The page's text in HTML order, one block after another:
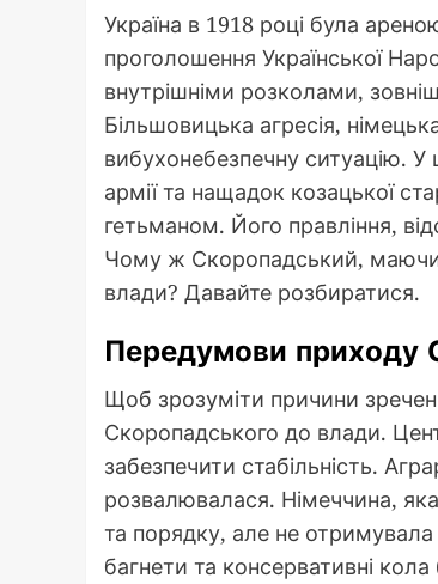
Україна в 1918 році була
проголошення Української
внутрішніми розколами,
Більшовицька агресія,
вибухонебезпечну ситуацію.
армії та нащадок козацької
гетьманом. Його правління,
Чому ж Скоропадський, маючи
влади? Давайте розбиратися.
Передумови приходу
Щоб зрозуміти причини
Скоропадського до влади.
забезпечити стабільність.
розвалювалася. Німеччина,
та порядку, але не отримувала
багнети та консервативні